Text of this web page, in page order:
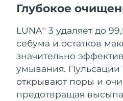
Глубокое
LUNATM
3 удаляет до
себума и остатков
значительно
умывания. Пульсации
открывают поры и
предотвращая
Норвегия
Оман
Филиппины